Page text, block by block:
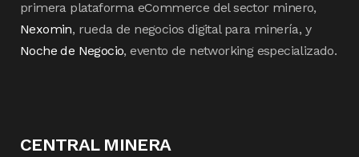
primera plataforma eCommerce del sector minero,
Nexomin, rueda de negocios digital para minería, y
Noche de Negocio, evento de networking especializado.
CENTRAL MINERA